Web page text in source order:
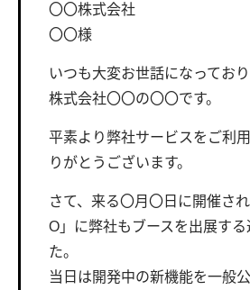
〇〇株式会社
〇〇様
いつも大変お世話になっており
株式会社〇〇の〇〇です。
平素より弊社サービスをご利
りがとうございます。
さて、来る〇月〇日に開催さ
O」に弊社もブースを出展す
た。
当日は開発中の新機能を一般